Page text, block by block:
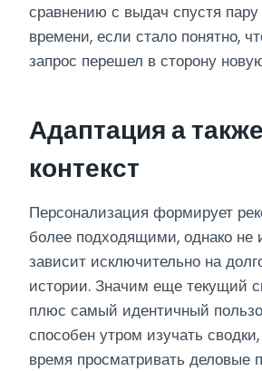
сравнению с выдач спустя пару
времени, если стало понятно,
запрос перешел в сторону
Адаптация а также
контекст
Персонализация формирует
более подходящими, однако не
зависит исключительно на
истории. Значим еще текущий
плюс самый идентичный
способен утром изучать
время просматривать деловые